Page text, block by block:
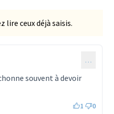
lire ceux déjà saisis.
…
souvent à devoir
1 0